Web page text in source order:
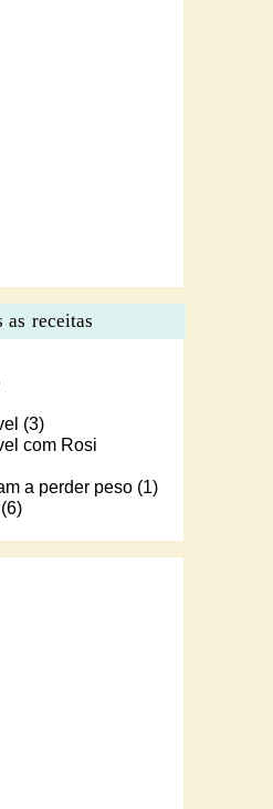
as receitas
(3)
com Rosi
a perder peso (1)
(6)